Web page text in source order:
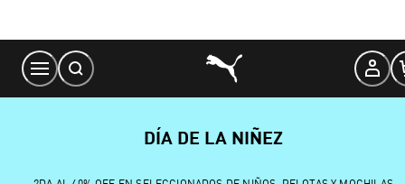
Content
DÍA DE LA NIÑEZ